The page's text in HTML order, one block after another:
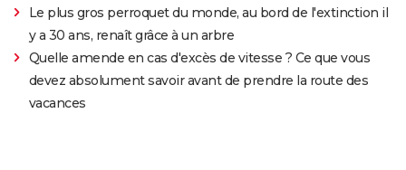
Le plus gros perroquet du monde, au bord de l'extinction il
y a 30 ans, renaît grâce à un arbre
Quelle amende en cas d'excès de vitesse ? Ce que vous
devez absolument savoir avant de prendre la route des
vacances